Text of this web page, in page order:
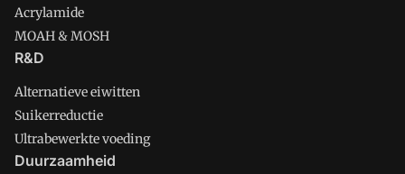
Acrylamide
MOAH & MOSH
R&D
Alternatieve eiwitten
Suikerreductie
Ultrabewerkte voeding
Duurzaamheid